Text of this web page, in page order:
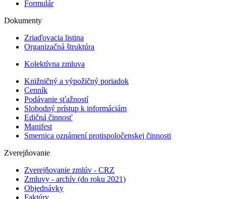
Formulár
Dokumenty
Zriaďovacia listina
Organizačná štruktúra
Kolektívna zmluva
Knižničný a výpožičný poriadok
Cenník
Podávanie sťažností
Slobodný prístup k informáciám
Edičná činnosť
Manifest
Smernica oznámení protispoločenskej činnosti
Zverejňovanie
Zverejňovanie zmlúv - CRZ
Zmluvy - archív (do roku 2021)
Objednávky
Faktúry